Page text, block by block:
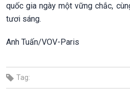
quốc gia ngày một vững chắc,
tươi sáng.
Anh Tuấn/VOV-Paris
Tag: